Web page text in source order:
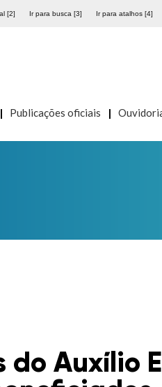
[2] Ir para busca [3] Ir para atalhos [4]
Publicações oficiais
do Auxílio